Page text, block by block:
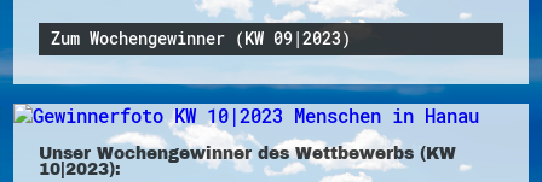
Zum Wochengewinner (KW 09|2023)
Unser Wochengewinner des Wettbewerbs (KW
10|2023):